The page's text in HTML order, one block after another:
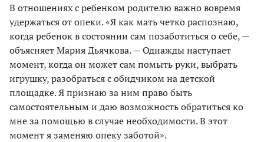
В отношениях с ребенком родителю важно вовремя
удержаться от опеки. «Я как мать четко распознаю,
когда ребенок в состоянии сам позаботиться о себе, —
объясняет Мария Дьячкова. — Однажды наступает
момент, когда он может сам помыть руки, выбрать
игрушку, разобраться с обидчиком на детской
площадке. Я признаю за ним право быть
самостоятельным и даю возможность обратиться ко
мне за помощью в случае необходимости. В этот
момент я заменяю опеку заботой».